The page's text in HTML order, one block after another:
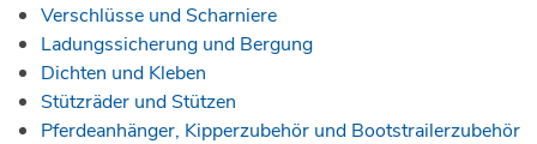
Verschlüsse und Scharniere
Ladungssicherung und Bergung
Dichten und Kleben
Stützräder und Stützen
Pferdeanhänger, Kipperzubehör und Bootstrailerzubehör